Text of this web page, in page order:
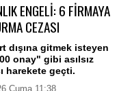
ENGELİ: 6 FİRMAYA
CEZASI
dışına gitmek isteyen
onay" gibi asılsız
harekete geçti.
Cuma 11:38